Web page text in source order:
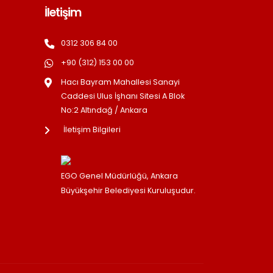
İletişim
0312 306 84 00
+90 (312) 153 00 00
Hacı Bayram Mahallesi Sanayi
Caddesi Ulus İşhanı Sitesi A Blok
No:2 Altındağ / Ankara
İletişim Bilgileri
EGO Genel Müdürlüğü, Ankara
Büyükşehir Belediyesi Kuruluşudur.